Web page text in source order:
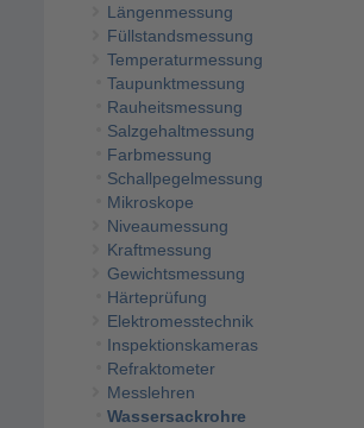
Längenmessung
Füllstandsmessung
Temperaturmessung
Taupunktmessung
Rauheitsmessung
Salzgehaltmessung
Farbmessung
Schallpegelmessung
Mikroskope
Niveaumessung
Kraftmessung
Gewichtsmessung
Härteprüfung
Elektromesstechnik
Inspektionskameras
Refraktometer
Messlehren
Wassersackrohre